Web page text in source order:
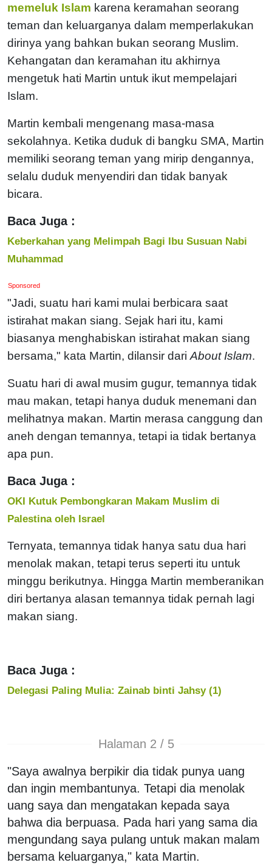
memeluk Islam karena keramahan seorang
teman dan keluarganya dalam memperlakukan
dirinya yang bahkan bukan seorang Muslim.
Kehangatan dan keramahan itu akhirnya
mengetuk hati Martin untuk ikut mempelajari
Islam.
Martin kembali mengenang masa-masa
sekolahnya. Ketika duduk di bangku SMA, Martin
memiliki seorang teman yang mirip dengannya,
selalu duduk menyendiri dan tidak banyak
bicara.
Baca Juga :
Keberkahan yang Melimpah Bagi Ibu Susuan Nabi
Muhammad
Sponsored
"Jadi, suatu hari kami mulai berbicara saat
istirahat makan siang. Sejak hari itu, kami
biasanya menghabiskan istirahat makan siang
bersama," kata Martin, dilansir dari About Islam.
Suatu hari di awal musim gugur, temannya tidak
mau makan, tetapi hanya duduk menemani dan
melihatnya makan. Martin merasa canggung dan
aneh dengan temannya, tetapi ia tidak bertanya
apa pun.
Baca Juga :
OKI Kutuk Pembongkaran Makam Muslim di
Palestina oleh Israel
Ternyata, temannya tidak hanya satu dua hari
menolak makan, tetapi terus seperti itu untuk
minggu berikutnya. Hingga Martin memberanikan
diri bertanya alasan temannya tidak pernah lagi
makan siang.
Baca Juga :
Delegasi Paling Mulia: Zainab binti Jahsy (1)
Halaman 2 / 5
"Saya awalnya berpikir dia tidak punya uang
dan ingin membantunya. Tetapi dia menolak
uang saya dan mengatakan kepada saya
bahwa dia berpuasa. Pada hari yang sama dia
mengundang saya pulang untuk makan malam
bersama keluarganya," kata Martin.